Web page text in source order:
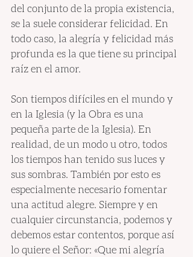
del conjunto de la propia existencia,
se la suele considerar felicidad. En
todo caso, la alegría y felicidad más
profunda es la que tiene su principal
raíz en el amor.
Son tiempos difíciles en el mundo y
en la Iglesia (y la Obra es una
pequeña parte de la Iglesia). En
realidad, de un modo u otro, todos
los tiempos han tenido sus luces y
sus sombras. También por esto es
especialmente necesario fomentar
una actitud alegre. Siempre y en
cualquier circunstancia, podemos y
debemos estar contentos, porque así
lo quiere el Señor: «Que mi alegría